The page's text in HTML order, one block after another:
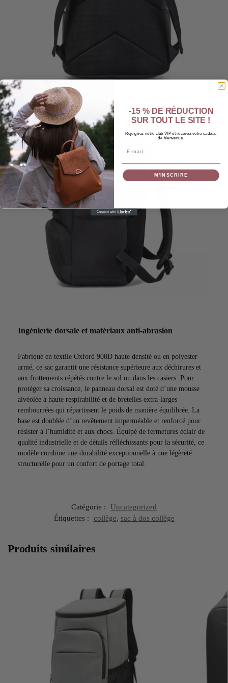
Ingénierie dorsale et matériaux anti-abrasion
Fabriqué en textile Oxford 900D haute densité ou en polyester
armé, ce sac garantit une résistance supérieure aux déchirures et
aux frottements répétés contre le sol ou dans les casiers. Pour
protéger sa croissance, le panneau dorsal est doté d’une mousse
alvéolée à haute respirabilité et de bretelles extra-larges
rembourrées qui répartissent le poids de manière équilibrée. La
base est doublée d’un revêtement imperméable et renforcé pour
résister à l’humidité et aux chocs. Équipé de fermetures éclair de
qualité industrielle et de détails réfléchissants pour la sécurité, ce
modèle combine une durabilité exceptionnelle à une légèreté
structurelle pour un confort de portage total.
Catégorie :
Uncategorized
Étiquettes :
collège, sac à dos collège
Produits similaires
-15 % DE RÉDUCTION
SUR TOUT LE SITE !
Rejoignez notre club VIP et recevez votre cadeau
de bienvenue.
M’INSCRIRE